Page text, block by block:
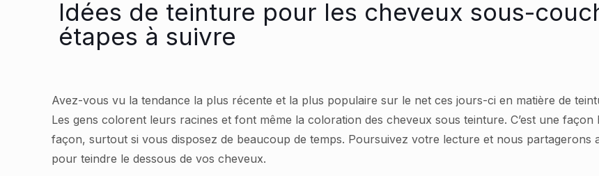
Idées de teinture pour les cheveux sous-
étapes à suivre
Avez-vous vu la tendance la plus récente et la plus populaire sur le net ces jours-ci en matière de
Les gens colorent leurs racines et font même la coloration des cheveux sous teinture. C’est une
façon, surtout si vous disposez de beaucoup de temps. Poursuivez votre lecture et nous partagerons
pour teindre le dessous de vos cheveux.